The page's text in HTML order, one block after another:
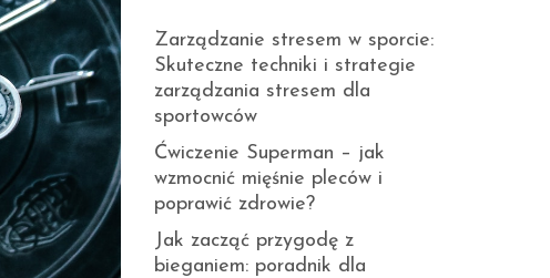
Zarządzanie stresem w sporcie:
Skuteczne techniki i strategie
zarządzania stresem dla
sportowców
Ćwiczenie Superman – jak
wzmocnić mięśnie pleców i
poprawić zdrowie?
Jak zacząć przygodę z
bieganiem: poradnik dla